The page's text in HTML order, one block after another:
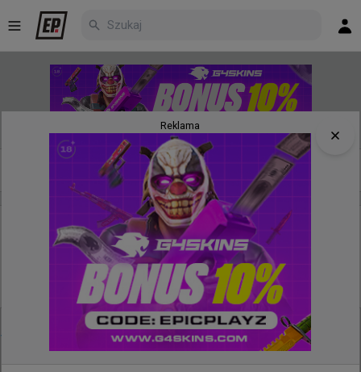
Najpopularniejsze Poczekalnia
wojteq 3 godziny temu
easy kończy projekt poszukiwania młodych talentów
oraz streamerską karierę. "Moje priorytety są dziś w
zupełnie innym miejscu"
inet_easy
Reklama